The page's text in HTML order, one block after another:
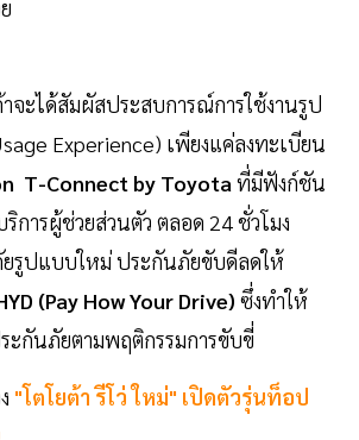
จะได้สัมผัสประสบการณ์การใช้งานรูป
Experience) เพียงแค่ลงทะเบียน
T-Connect by Toyota ที่มีฟังก์ชัน
การผู้ช่วยส่วนตัว ตลอด 24 ชั่วโมง
รูปแบบใหม่ ประกันภัยขับดีลดให้
(Pay How Your Drive) ซึ่งทำให้
ะกันภัยตามพฤติกรรมการขับขี่
"โตโยต้า รีโว่ ใหม่" เปิดตัวรุ่นท็อป